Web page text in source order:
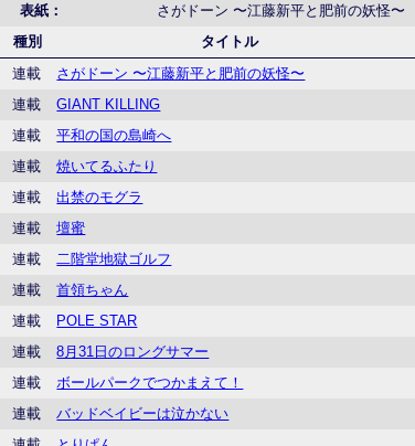
表紙：
さがドーン 〜江藤新平と肥前の妖怪〜
種別 タイトル
連載 さがドーン 〜江藤新平と肥前の妖怪〜
連載 GIANT KILLING
連載 平和の国の島崎へ
連載 焼いてるふたり
連載 出禁のモグラ
連載 壇蜜
連載 二階堂地獄ゴルフ
連載 首領ちゃん
連載 POLE STAR
連載 8月31日のロングサマー
連載 ボールパークでつかまえて！
連載 バッドベイビーは泣かない